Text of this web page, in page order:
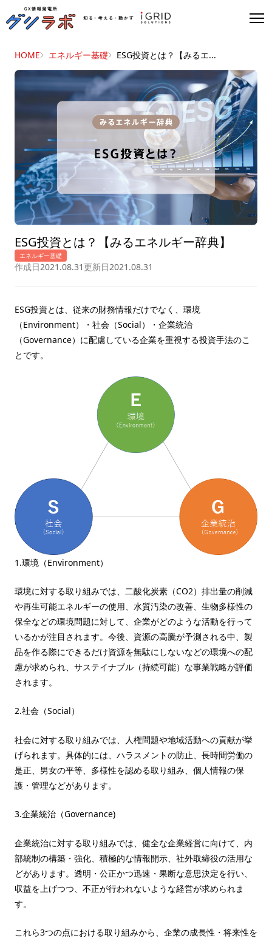
HOME エネルギー基礎 ESG投資とは？【みるエ...
エネルギー基礎
作成日2021.08.31更新日2021.08.31
ESG投資とは？【みるエネルギー辞典】
ESG投資とは、従来の財務情報だけでなく、環境
（Environment）・社会（Social）・企業統治
（Governance）に配慮している企業を重視する投資手法のこ
とです。
1.環境（Environment）
環境に対する取り組みでは、二酸化炭素（CO2）排出量の削減
や再生可能エネルギーの使用、水質汚染の改善、生物多様性の
保全などの環境問題に対して、企業がどのような活動を行って
いるかが注目されます。今後、資源の高騰が予測される中、製
品を作る際にできるだけ資源を無駄にしないなどの環境への配
慮が求められ、サステイナブル（持続可能）な事業戦略が評価
されます。
2.社会（Social）
社会に対する取り組みでは、人権問題や地域活動への貢献が挙
げられます。具体的には、ハラスメントの防止、長時間労働の
是正、男女の平等、多様性を認める取り組み、個人情報の保
護・管理などがあります。
3.企業統治（Governance)
企業統治に対する取り組みでは、健全な企業経営に向けて、内
部統制の構築・強化、積極的な情報開示、社外取締役の活用な
どがあります。透明・公正かつ迅速・果断な意思決定を行い、
収益を上げつつ、不正が行われないような経営が求められま
す。
これら3つの点における取り組みから、企業の成長性・将来性を